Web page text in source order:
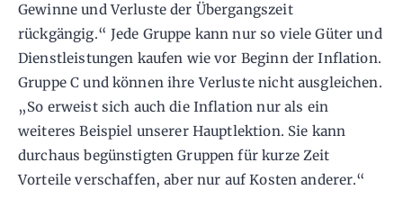
Gewinne und Verluste der Übergangszeit
rückgängig.“ Jede Gruppe kann nur so viele Güter und
Dienstleistungen kaufen wie vor Beginn der Inflation.
Gruppe C und können ihre Verluste nicht ausgleichen.
„So erweist sich auch die Inflation nur als ein
weiteres Beispiel unserer Hauptlektion. Sie kann
durchaus begünstigten Gruppen für kurze Zeit
Vorteile verschaffen, aber nur auf Kosten anderer.“